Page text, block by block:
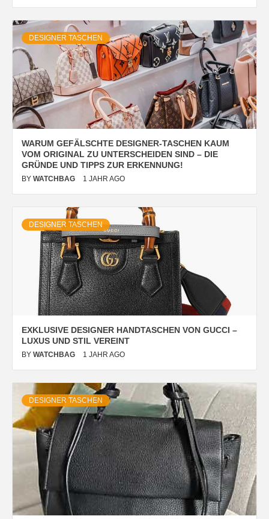
DESIGNER TASCHEN
WARUM GEFÄLSCHTE DESIGNER-TASCHEN KAUM
VOM ORIGINAL ZU UNTERSCHEIDEN SIND – DIE
GRÜNDE UND TIPPS ZUR ERKENNUNG!
BY WATCHBAG 1 JAHR AGO
DESIGNER TASCHEN
EXKLUSIVE DESIGNER HANDTASCHEN VON GUCCI –
LUXUS UND STIL VEREINT
BY WATCHBAG 1 JAHR AGO
DESIGNER TASCHEN